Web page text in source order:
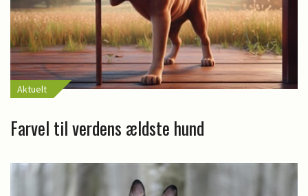
Aktuelt
Farvel til verdens ældste hund